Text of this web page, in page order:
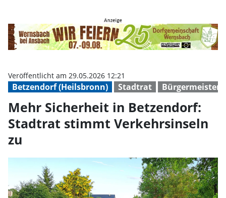
Betzendorf (Heilsbronn) Stadtrat
Veröffentlicht am 29.05.2026 12:21
Mehr Sicherheit in Betzendorf:
Stadtrat stimmt Verkehrsinseln
zu